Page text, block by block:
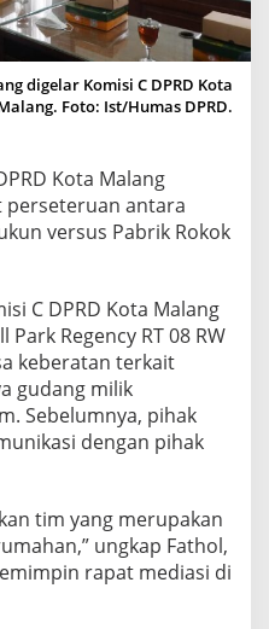
R
U
W
A
A
P
E
H
L
L
P
A
R
E
G
E
N
digelar Komisi C DPRD Kota
Foto: Ist/Humas DPRD.
Kota Malang
perseteruan antara
versus Pabrik Rokok
C DPRD Kota Malang
Regency RT 08 RW
keberatan terkait
gudang milik
Sebelumnya, pihak
dengan pihak
tim yang merupakan
ungkap Fathol,
rapat mediasi di